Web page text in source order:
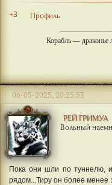
+3
Профиль
Корабль — драконье
РЕЙ ГРИМУА
Вольный
06-05-2025, 20:25:53
Пока они шли по туннелю,
рядом...Тиру он более менее